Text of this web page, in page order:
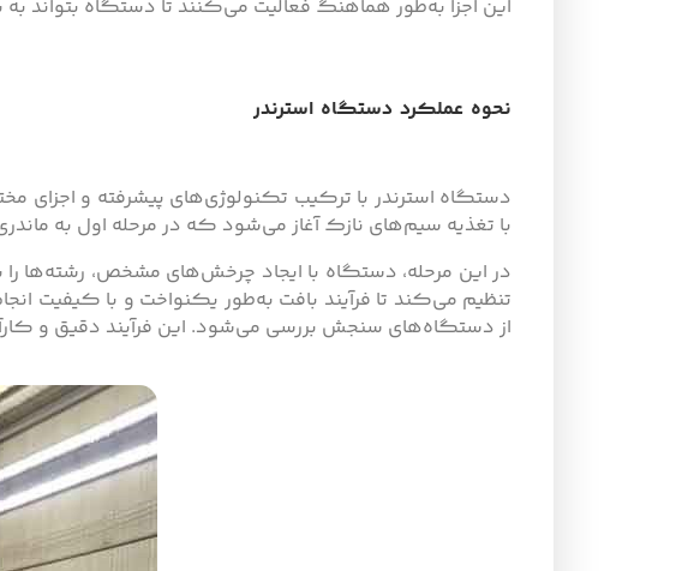
این اجزا به‌طور هماهنگ فعالیت می‌کنند تا دستگاه بتواند
نحوه عملکرد دستگاه استرندر
دستگاه استرندر با ترکیب تکنولوژی‌های پیشرفته و اجزای
با تغذیه سیم‌های نازک آغاز می‌شود که در مرحله اول به
در این مرحله، دستگاه با ایجاد چرخش‌های مشخص، رشته‌ها
تنظیم می‌کند تا فرآیند بافت به‌طور یکنواخت و با کیفیت
از دستگاه‌های سنجش بررسی می‌شود. این فرآیند دقیق و